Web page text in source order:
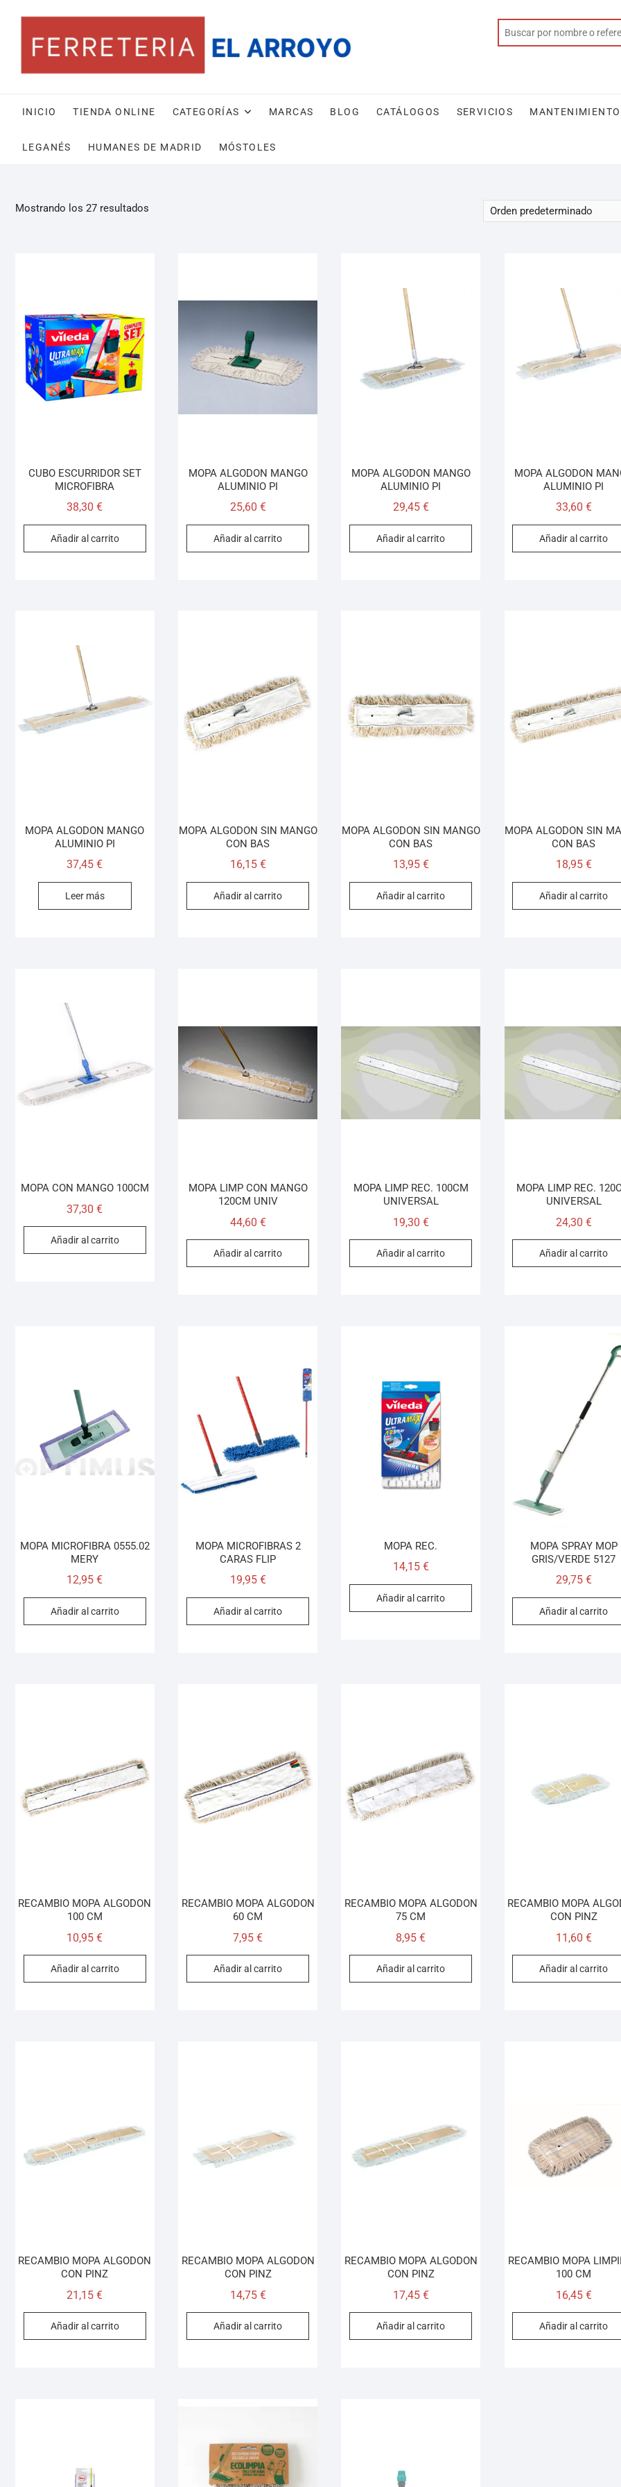
INICIO TIENDA ONLINE CATEGORÍAS MARCAS BLOG CATÁLOGOS SERVICIOS
LEGANÉS HUMANES DE MADRID MÓSTOLES
Mostrando los 27 resultados
CUBO ESCURRIDOR SET
MICROFIBRA
38,30€
Añadir al carrito
MOPA ALGODON MANGO
ALUMINIO PI
25,60 €
Añadir al carrito
MOPA ALGODON MANGO
ALUMINIO PI
29,45 €
Añadir al carrito
MOPA ALGODON
ALUMINIO PI
33,60 €
Añadir al carrito
MOPA ALGODON MANGO
ALUMINIO PI
37,45€
Leer más
MOPA ALGODON SIN MANGO
CON BAS
16,15 €
Añadir al carrito
MOPA ALGODON SIN MANGO
CON BAS
13,95 €
Añadir al carrito
MOPA ALGODON SIN
CON BAS
18,95 €
Añadir al carrito
MOPA CON MANGO 100CM
37,30€
Añadir al carrito
MOPA LIMP CON MANGO
120CM UNIV
44,60 €
Añadir al carrito
MOPA LIMP REC. 100CM
UNIVERSAL
19,30 €
Añadir al carrito
MOPA LIMP REC.
UNIVERSAL
24,30 €
Añadir al carrito
MOPA MICROFIBRA 0555.02
MERY
12,95€
Añadir al carrito
MOPA MICROFIBRAS 2
CARAS FLIP
19,95 €
Añadir al carrito
MOPA REC.
14,15 €
Añadir al carrito
MOPA SPRAY MOP
GRIS/VERDE 5127
29,75 €
Añadir al carrito
RECAMBIO MOPA ALGODON
100 CM
10,95€
Añadir al carrito
RECAMBIO MOPA ALGODON
60 CM
7,95€
Añadir al carrito
RECAMBIO MOPA ALGODON
75 CM
8,95€
Añadir al carrito
RECAMBIO MOPA
CON PINZ
11,60 €
Añadir al carrito
RECAMBIO MOPA ALGODON
CON PINZ
21,15€
Añadir al carrito
RECAMBIO MOPA ALGODON
CON PINZ
14,75 €
Añadir al carrito
RECAMBIO MOPA ALGODON
CON PINZ
17,45 €
Añadir al carrito
RECAMBIO MOPA
100 CM
16,45 €
Añadir al carrito